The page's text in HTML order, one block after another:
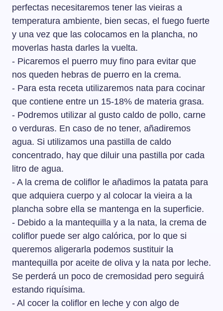
perfectas necesitaremos tener las vieiras a
temperatura ambiente, bien secas, el fuego fuerte
y una vez que las colocamos en la plancha, no
moverlas hasta darles la vuelta.
- Picaremos el puerro muy fino para evitar que
nos queden hebras de puerro en la crema.
- Para esta receta utilizaremos nata para cocinar
que contiene entre un 15-18% de materia grasa.
- Podremos utilizar al gusto caldo de pollo, carne
o verduras. En caso de no tener, añadiremos
agua. Si utilizamos una pastilla de caldo
concentrado, hay que diluir una pastilla por cada
litro de agua.
- A la crema de coliflor le añadimos la patata para
que adquiera cuerpo y al colocar la vieira a la
plancha sobre ella se mantenga en la superficie.
- Debido a la mantequilla y a la nata, la crema de
coliflor puede ser algo calórica, por lo que si
queremos aligerarla podemos sustituir la
mantequilla por aceite de oliva y la nata por leche.
Se perderá un poco de cremosidad pero seguirá
estando riquísima.
- Al cocer la coliflor en leche y con algo de